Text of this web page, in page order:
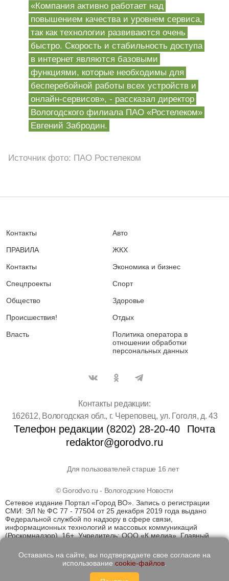
«Компания активно работает над
повышением качества и уровнем сервиса,
так как технологии развиваются очень
быстро. Скорость и стабильность доступа
в интернет являются базовыми
функциями, которые необходимы для
бесперебойной работы всех устройств и
онлайн-сервисов», - рассказал директор
Вологодского филиала ПАО «Ростелеком»
Евгений Забродин.
Источник фото: ПАО Ростелеком
Контакты
ПРАВИЛА
Контакты
Спецпроекты
Общество
Происшествия!
Власть
Авто
ЖКХ
Экономика и бизнес
Спорт
Здоровье
Отдых
Политика оператора в
отношении обработки
персональных данных
Контакты редакции:
162612, Вологодская обл., г. Череповец, ул. Гоголя, д. 43
Телефон редакции (8202) 28-20-40
Почта
redaktor@gorodvo.ru
Для пользователей старше 16 лет
© Gorodvo.ru - Вологодские Новости
Сетевое издание Портал «Город ВО». Запись о регистрации
СМИ: ЭЛ № ФС 77 - 77504 от 25 декабря 2019 года выдано
Федеральной службой по надзору в сфере связи,
информационных технологий и массовых коммуникаций
(Роскомнадзор). 16+. Учредитель: ООО «К медиа». Главный
применяются рекомендательные технологии (информационные
технологии предоставления информации на основе сбора,
систематизации и анализа сведений, относящихся к
предпочтениям пользователей сети "Интернет", находящихся
Оставаясь на сайте, вы подтверждаете свое согласие на
использование cookie-файлов